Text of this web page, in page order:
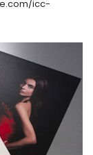
icc-